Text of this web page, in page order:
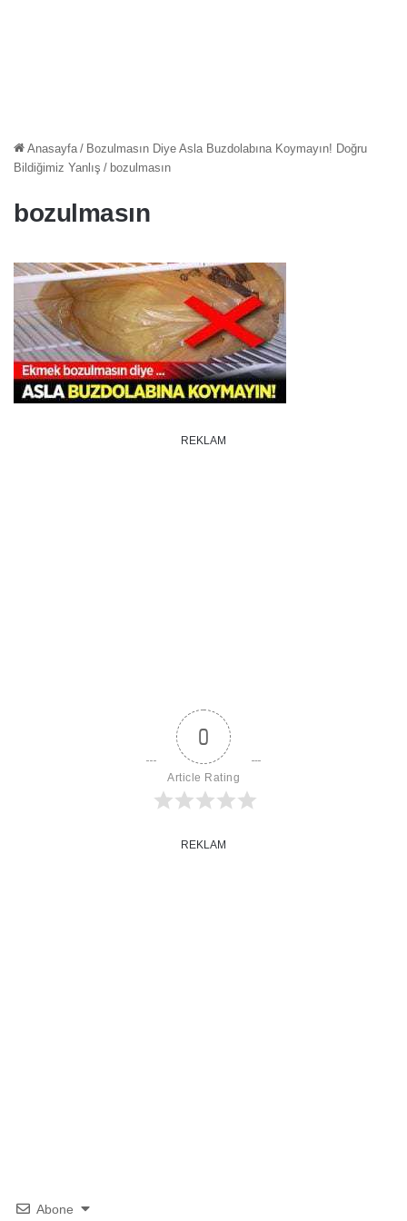
Anasayfa / Bozulmasın Diye Asla Buzdolabına Koymayın! Doğru
Bildiğimiz Yanlış / bozulmasın
bozulmasın
REKLAM
0
Article Rating
REKLAM
Abone